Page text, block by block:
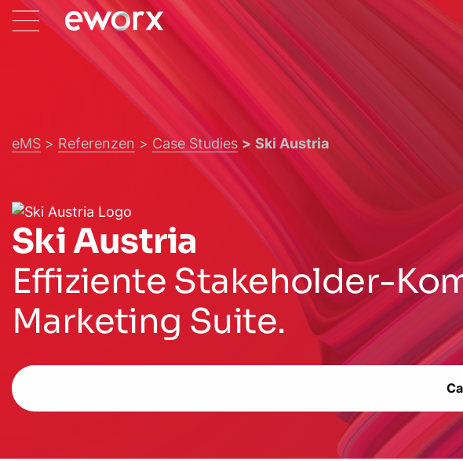
eMS Referenzen Case Studies Ski Austria
Ski Austria
Effiziente Stakeholder-
Marketing Suite.